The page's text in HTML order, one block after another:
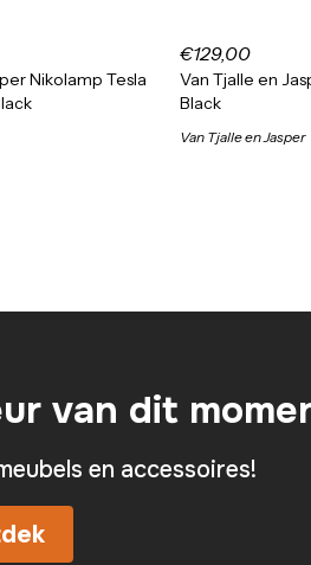
Nikolamp Tesla
€129,00
Van Tjalle en
Black
Van Tjalle en Jasper
van dit
en accessoires!